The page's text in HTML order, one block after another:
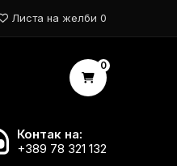
Листа на желби 0
0
Контак на:
+389 78 321 132